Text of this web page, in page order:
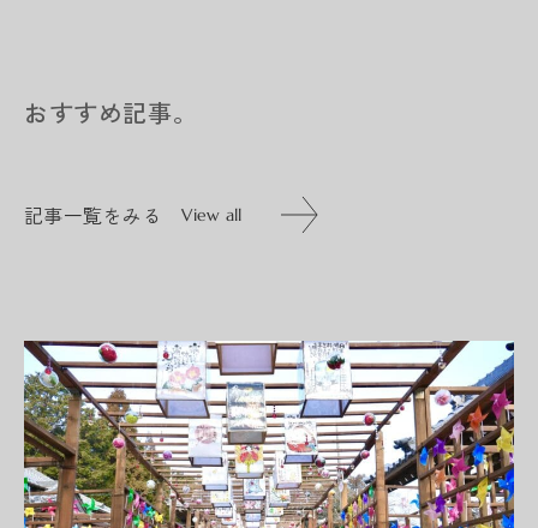
おすすめ記事。
記事一覧をみる View all